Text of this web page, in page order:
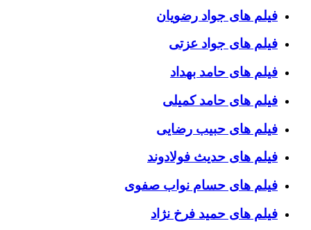
فیلم های جواد رضویان
فیلم های جواد عزتی
فیلم های حامد بهداد
فیلم های حامد کمیلی
فیلم های حبیب رضایی
فیلم های حدیث فولادوند
فیلم های حسام نواب صفوی
فیلم های حمید فرخ نژاد